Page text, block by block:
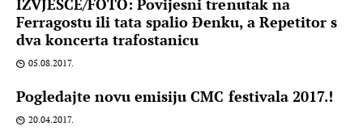
Ferragostu ili tata spalio Đenku, a Repetitor s
dva koncerta trafostanicu
05.08.2017.
Pogledajte novu emisiju CMC festivala 2017.!
20.04.2017.